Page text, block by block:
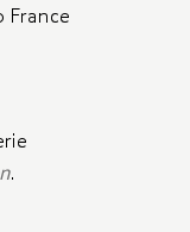
France
.